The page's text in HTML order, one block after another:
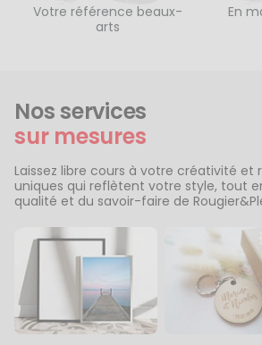
Votre référence beaux-
arts
En
Nos services
sur mesures
Laissez libre cours à votre créativité et
uniques qui reflètent votre style, tout
qualité et du savoir-faire de